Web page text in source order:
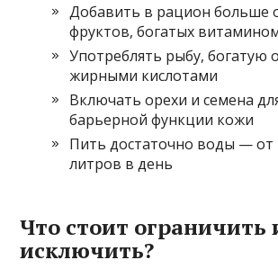
Добавить в рацион больше
фруктов, богатых
Употреблять рыбу, богатую
жирными кислотами
Включать орехи и семена
барьерной функции кожи
Пить достаточно воды — от
литров в день
Что стоит ограничить
исключить?